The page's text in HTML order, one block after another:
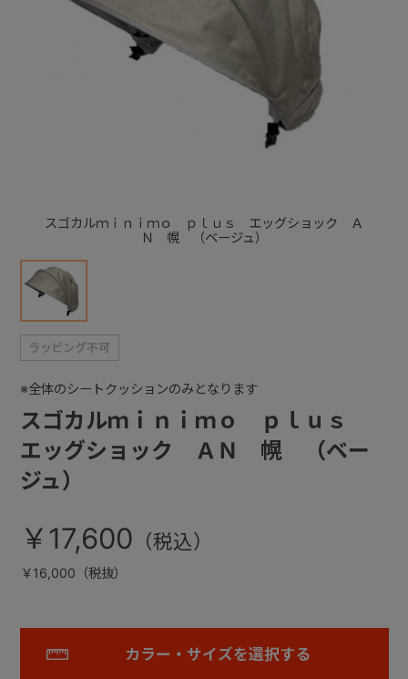
スゴカルｍｉｎｉｍｏ ｐｌｕｓ エッグショック Ａ
Ｎ 幌 （ベージュ）
スゴカルｍｉｎｉｍｏ ｐｌｕｓ
エッグショック ＡＮ 幌 （ベー
ジュ）
※全体のシートクッションのみとなります
￥17,600
￥16,000（税抜）
カラー・サイズを選択する